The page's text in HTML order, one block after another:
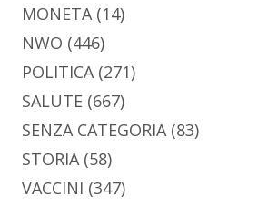
MONETA(14)
NWO (446)
POLITICA(271)
SALUTE (667)
SENZA CATEGORIA(83)
STORIA(58)
VACCINI (347)